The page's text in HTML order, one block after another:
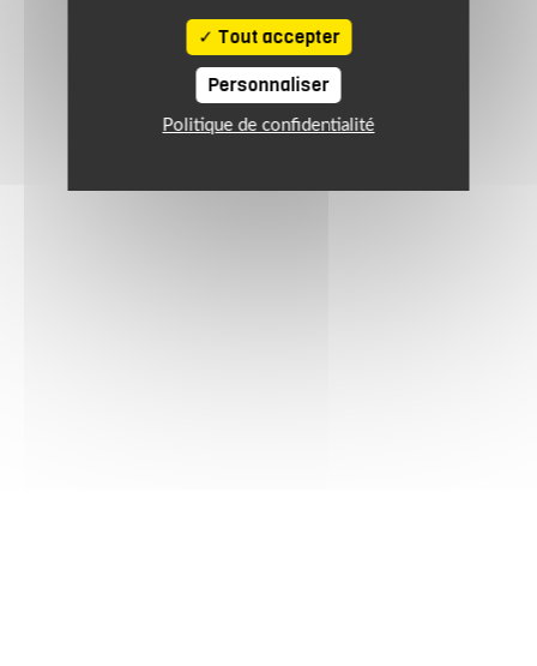
Tout accepter
Personnaliser
Politique de confidentialité